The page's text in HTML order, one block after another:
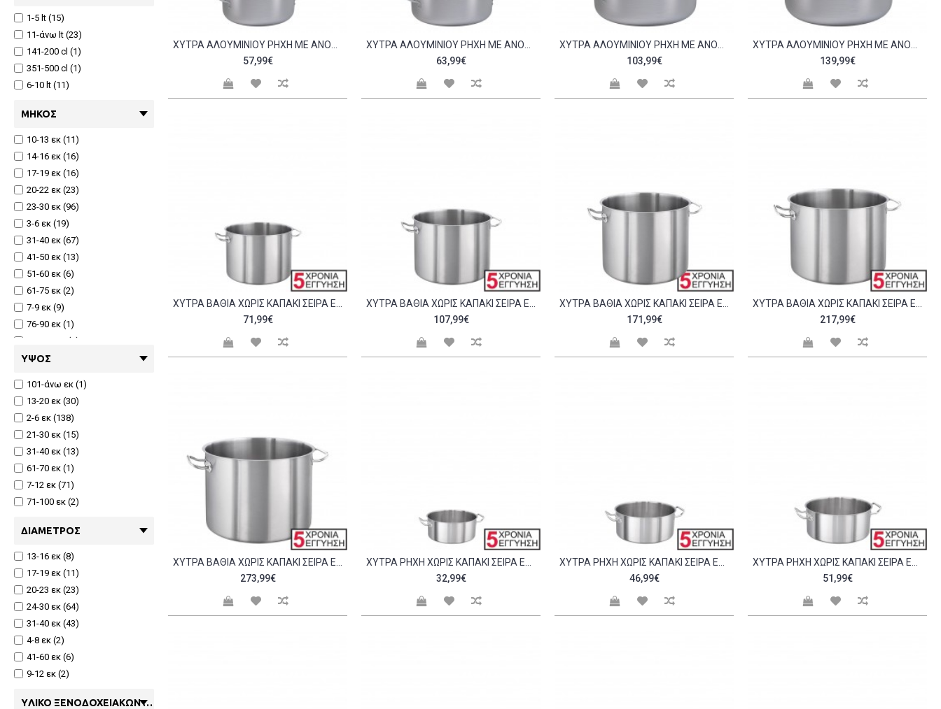
SALVINELLI (1)
Securit (1)
Securit Holland (14)
Sergas (3)
Tensai (1)
1-5 lt (15)
11-άνω lt (23)
141-200 cl (1)
351-500 cl (1)
6-10 lt (11)
ΜΉΚΟΣ
10-13 εκ (11)
14-16 εκ (16)
17-19 εκ (16)
20-22 εκ (23)
23-30 εκ (96)
3-6 εκ (19)
31-40 εκ (67)
41-50 εκ (13)
51-60 εκ (6)
61-75 εκ (2)
7-9 εκ (9)
76-90 εκ (1)
91-120 εκ (1)
ΎΨΟΣ
101-άνω εκ (1)
13-20 εκ (30)
2-6 εκ (138)
21-30 εκ (15)
31-40 εκ (13)
61-70 εκ (1)
7-12 εκ (71)
71-100 εκ (2)
ΔΙΆΜΕΤΡΟΣ
13-16 εκ (8)
17-19 εκ (11)
20-23 εκ (23)
24-30 εκ (64)
31-40 εκ (43)
4-8 εκ (2)
41-60 εκ (6)
9-12 εκ (2)
YΛΙΚΌ ΞΕΝΟΔΟΧΕΙΑΚΏΝ ΚΑΙ ΕΙΔΏΝ ΕΣΤΊΑΣΗΣ
57,99€
63,99€
103,99€
139,99€
71,99€
107,99€
171,99€
217,99€
273,99€
32,99€
46,99€
51,99€